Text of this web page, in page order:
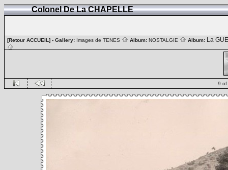
Colonel De La CHAPELLE
[Retour ACCUEIL] - Gallery: Images de TENES Album: NOSTALGIE Album: La
9 of